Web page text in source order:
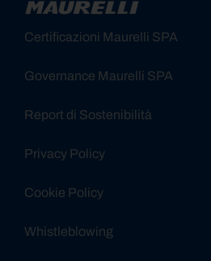
Certificazioni Maurelli SPA
Governance Maurelli SPA
Report di Sostenibilità
Privacy Policy
Cookie Policy
Whistleblowing